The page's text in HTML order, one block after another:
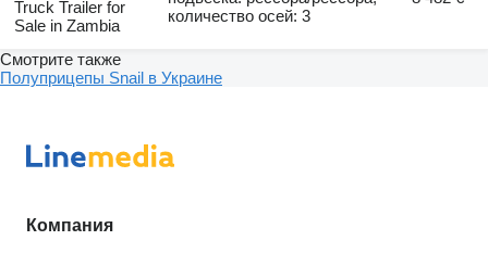
Truck Trailer for
Sale in Zambia
количество осей: 3
Смотрите также
Полуприцепы Snail в Украине
Компания